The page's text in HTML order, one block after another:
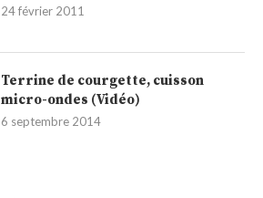
24 février 2011
Terrine de courgette, cuisson
micro-ondes (Vidéo)
6 septembre 2014